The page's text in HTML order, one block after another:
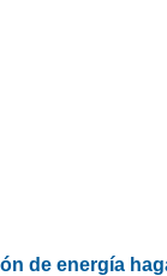
de energía